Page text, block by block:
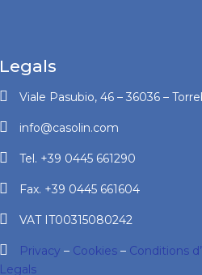
Legals
Viale Pasubio, 46 – 36036 –
info@casolin.com
Tel. +39 0445 661290
Fax. +39 0445 661604
VAT IT00315080242
Privacy – Cookies– Conditions
Legals